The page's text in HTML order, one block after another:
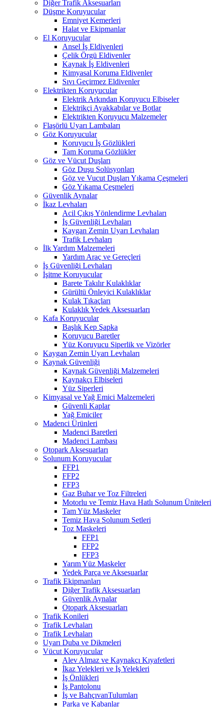
Diğer Trafik Aksesuarları
Düşme Koruyucular
Emniyet Kemerleri
Halat ve Ekipmanlar
El Koruyucular
Ansel İş Eldivenleri
Çelik Örgü Eldivenler
Kaynak İş Eldivenleri
Kimyasal Koruma Eldivenler
Sıvı Geçirmez Eldivenler
Elektrikten Koruyucular
Elektrik Arkından Koruyucu Elbiseler
Elektrikçi Ayakkabılar ve Botlar
Elektrikten Koruyucu Malzemeler
Flaşörlü Uyarı Lambaları
Göz Koruyucular
Koruyucu İş Gözlükleri
Tam Koruma Gözlükler
Göz ve Vücut Duşları
Göz Duşu Solüsyonları
Göz ve Vucut Duşları Yıkama Çeşmeleri
Göz Yıkama Çeşmeleri
Güvenlik Aynalar
İkaz Levhaları
Acil Çıkış Yönlendirme Levhaları
İş Güvenliği Levhaları
Kaygan Zemin Uyarı Levhaları
Trafik Levhaları
İlk Yardım Malzemeleri
Yardım Araç ve Gereçleri
İş Güvenliği Levhaları
İşitme Koruyucular
Barete Takılır Kulaklıklar
Gürültü Önleyici Kulaklıklar
Kulak Tıkaçları
Kulaklık Yedek Aksesuarları
Kafa Koruyucular
Başlık Kep Şapka
Koruyucu Baretler
Yüz Koruyucu Siperlik ve Vizörler
Kaygan Zemin Uyarı Levhaları
Kaynak Güvenliği
Kaynak Güvenliği Malzemeleri
Kaynakçı Elbiseleri
Yüz Siperleri
Kimyasal ve Yağ Emici Malzemeleri
Güvenli Kaplar
Yağ Emiciler
Madenci Ürünleri
Madenci Baretleri
Madenci Lambası
Otopark Aksesuarları
Solunum Koruyucular
FFP1
FFP2
FFP3
Gaz Buhar ve Toz Filtreleri
Motorlu ve Temiz Hava Hatlı Solunum Üniteleri
Tam Yüz Maskeler
Temiz Hava Solunum Setleri
Toz Maskeleri
FFP1
FFP2
FFP3
Yarım Yüz Maskeler
Yedek Parça ve Aksesuarlar
Trafik Ekipmanları
Diğer Trafik Aksesuarları
Güvenlik Aynalar
Otopark Aksesuarları
Trafik Konileri
Trafik Levhaları
Trafik Levhaları
Uyarı Duba ve Dikmeleri
Vücut Koruyucular
Alev Almaz ve Kaynakçı Kıyafetleri
İkaz Yelekleri ve İş Yelekleri
İş Önlükleri
İş Pantolonu
İş ve BahçıvanTulumları
Parka ve Kabanlar